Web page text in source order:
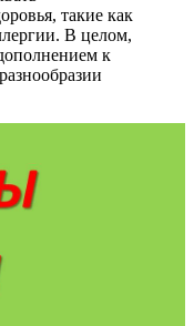
такие как
В целом,
к